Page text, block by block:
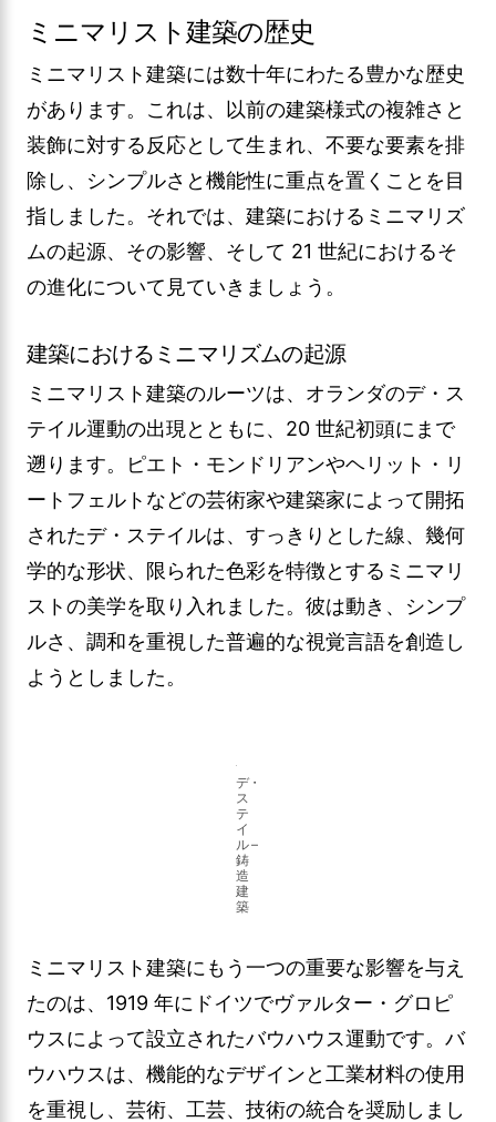
ミニマリスト建築の歴史
ミニマリスト建築には数十年にわたる豊かな歴史
があります。これは、以前の建築様式の複雑さと
装飾に対する反応として生まれ、不要な要素を排
除し、シンプルさと機能性に重点を置くことを目
指しました。それでは、建築におけるミニマリズ
ムの起源、その影響、そして 21 世紀におけるそ
の進化について見ていきましょう。
建築におけるミニマリズムの起源
ミニマリスト建築のルーツは、オランダのデ・ス
テイル運動の出現とともに、20 世紀初頭にまで
遡ります。ピエト・モンドリアンやヘリット・リ
ートフェルトなどの芸術家や建築家によって開拓
されたデ・ステイルは、すっきりとした線、幾何
学的な形状、限られた色彩を特徴とするミニマリ
ストの美学を取り入れました。彼は動き、シンプ
ルさ、調和を重視した普遍的な視覚言語を創造し
ようとしました。
デ・
ス
テ
イ
ル –
鋳
造
建
築
ミニマリスト建築にもう一つの重要な影響を与え
たのは、1919 年にドイツでヴァルター・グロピ
ウスによって設立されたバウハウス運動です。バ
ウハウスは、機能的なデザインと工業材料の使用
を重視し、芸術、工芸、技術の統合を奨励しまし